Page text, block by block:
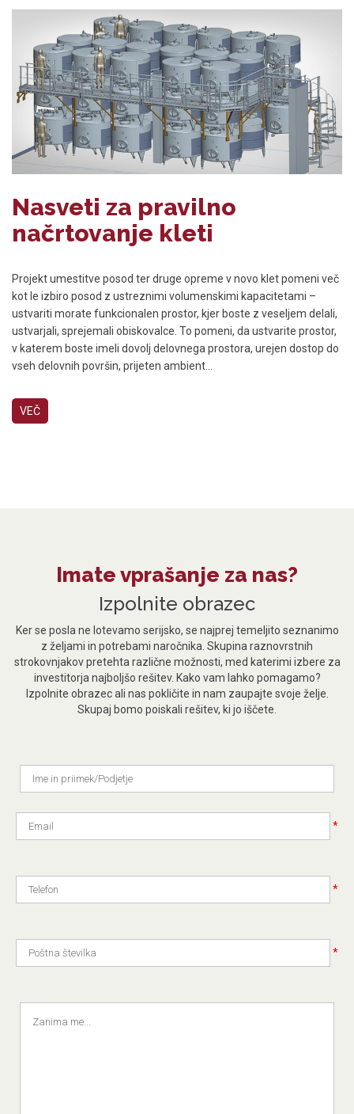
Nasveti za pravilno
načrtovanje kleti
Projekt umestitve posod ter druge opreme v novo klet pomeni več
kot le izbiro posod z ustreznimi volumenskimi kapacitetami –
ustvariti morate funkcionalen prostor, kjer boste z veseljem delali,
ustvarjali, sprejemali obiskovalce. To pomeni, da ustvarite prostor,
v katerem boste imeli dovolj delovnega prostora, urejen dostop do
vseh delovnih površin, prijeten ambient...
VEČ
Imate vprašanje za nas?
Izpolnite obrazec
Ker se posla ne lotevamo serijsko, se najprej temeljito seznanimo
z željami in potrebami naročnika. Skupina raznovrstnih
strokovnjakov pretehta različne možnosti, med katerimi izbere za
investitorja najboljšo rešitev. Kako vam lahko pomagamo?
Izpolnite obrazec ali nas pokličite in nam zaupajte svoje želje.
Skupaj bomo poiskali rešitev, ki jo iščete.
*
*
*